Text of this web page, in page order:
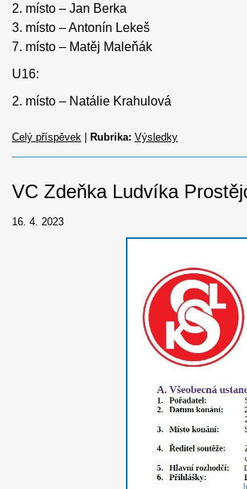
2. místo – Jan Berka
3. místo – Antonín Lekeš
7. místo – Matěj Maleňák
U16:
2. místo – Natálie Krahulová
Celý příspěvek Rubrika: Výsledky
VC Zdeňka Ludvíka
16. 4. 2023